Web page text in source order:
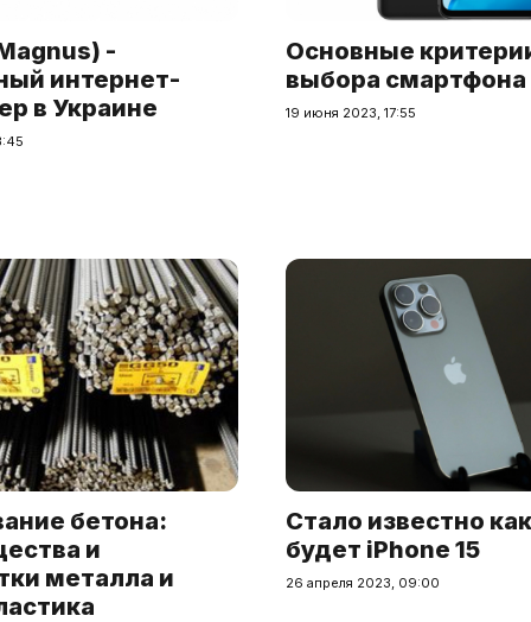
-
интернет-
в Украине
Основные
выбора смартфона
19 июня 2023, 17:55
бетона:
и
металла и
Стало известно
будет iPhone 15
26 апреля 2023, 09:00